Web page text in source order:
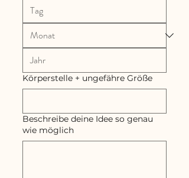
Körperstelle + ungefähre Größe
Beschreibe deine Idee so genau
wie möglich